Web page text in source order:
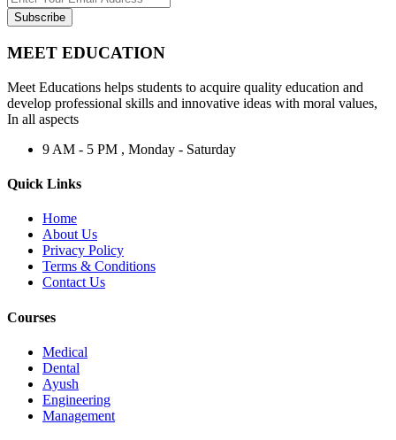
Subscribe
MEET EDUCATION
Meet Educations helps students to acquire quality education and
develop professional skills and innovative ideas with moral values,
In all aspects
9 AM - 5 PM , Monday - Saturday
Quick Links
Home
About Us
Privacy Policy
Terms & Conditions
Contact Us
Courses
Medical
Dental
Ayush
Engineering
Management